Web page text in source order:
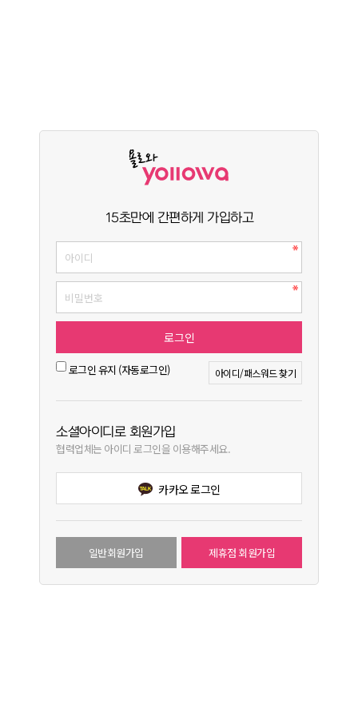
15초만에 간편하게 가입하고
로그인 유지 (자동로그인) 아이디/패스워드 찾기
소셜아이디로 회원가입
협력업체는 아이디 로그인을 이용해주세요.
카카오 로그인
일반회원가입 제휴점 회원가입